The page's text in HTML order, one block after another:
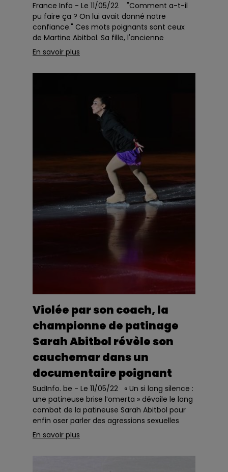
France Info - Le 11/05/22 "Comment a-t-il
pu faire ça ? On lui avait donné notre
confiance." Ces mots poignants sont ceux
de Martine Abitbol. Sa fille, l'ancienne
patineuse artistique Sarah Abitbol, affirme
que son e...
En savoir plus
Violée par son coach, la
championne de patinage
Sarah Abitbol révèle son
cauchemar dans un
documentaire poignant
SudInfo. be - Le 11/05/22 « Un si long silence :
une patineuse brise l’omerta » dévoile le long
combat de la patineuse Sarah Abitbol pour
enfin oser parler des agressions sexuelles
subies durant son adolescence. Un
témoignage qui...
En savoir plus